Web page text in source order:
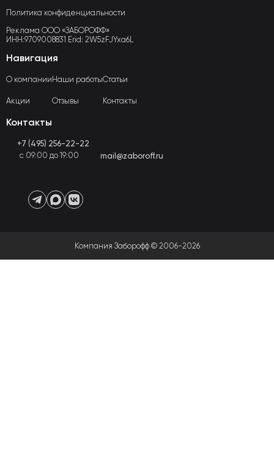
Политика конфиденциальности
Реклама ООО «ЗАБОРОФФ»
ИНН:9709008831 Erid: 2W5zFJYxa6L
Навигация
О компании
Акции
Наши работы
Отзывы
Статьи
Контакты
Контакты
+7 (495) 256-22-22
с 09:00 до 19:00
mail@zaboroff.ru
Компания Заборофф © 2006-2026